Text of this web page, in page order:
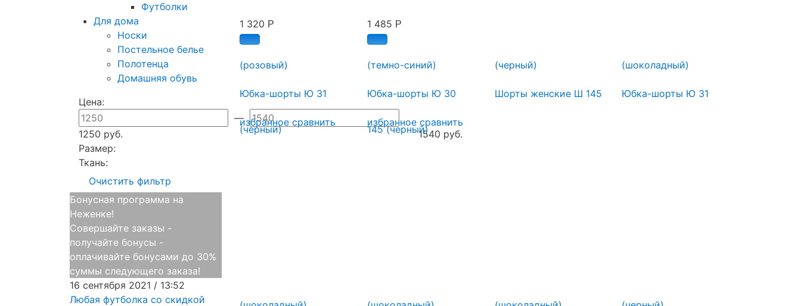
Футболки
Для дома
Носки
Постельное белье
Полотенца
Домашняя обувь
Цена:
—
1250 руб.
1540 руб.
Размер:
Ткань:
Очистить фильтр
Бонусная программа на
Неженке!
Совершайте заказы -
получайте бонусы -
оплачивайте бонусами до 30%
суммы следующего заказа!
16 сентября 2021 / 13:52
Любая футболка со скидкой
(розовый) (темно-синий) (черный) (шоколадный)
Юбка-шорты Ю 31 Юбка-шорты Ю 30 Шорты женские Ш 145 Юбка-шорты Ю 31
избранное сравнить
1 320 Р
избранное сравнить
1 485 Р